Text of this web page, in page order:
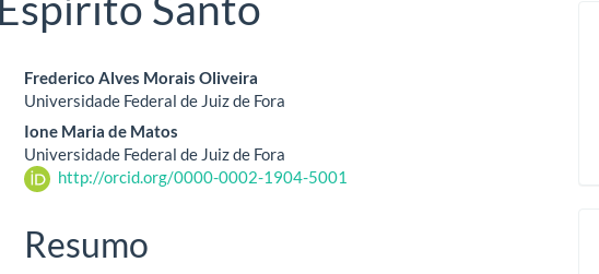
Conteúdo
do
artigo
principal
Frederico Alves Morais Oliveira
Universidade Federal de Juiz de Fora
Ione Maria de Matos
Universidade Federal de Juiz de Fora
http://orcid.org/0000-0002-1904-5001
Resumo